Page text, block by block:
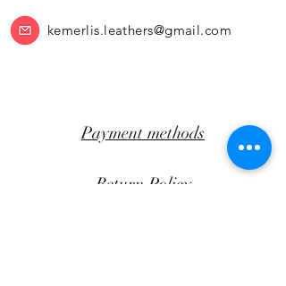
kemerlis.leathers@gmail.com
Payment methods
Return Policy